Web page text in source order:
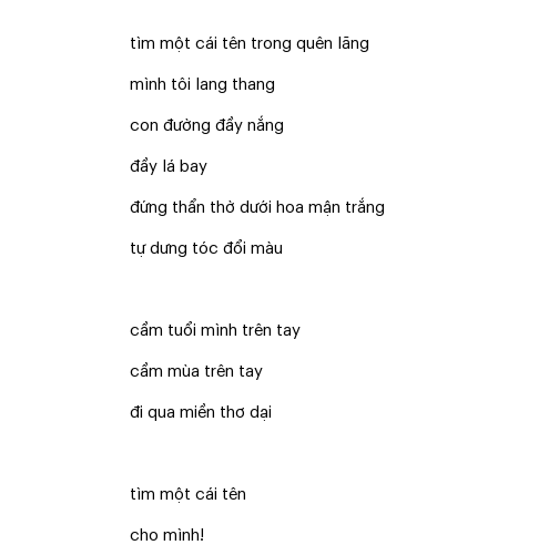
tìm một cái tên trong quên lãng
mình tôi lang thang
con đường đầy nắng
đầy lá bay
đứng thẩn thờ dưới hoa mận trắng
tự dưng tóc đổi màu
cầm tuổi mình trên tay
cầm mùa trên tay
đi qua miền thơ dại
tìm một cái tên
cho mình!